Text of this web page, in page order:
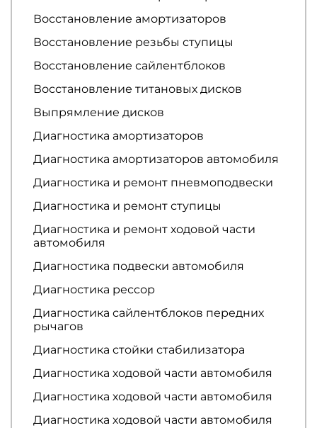
Восстановление амортизаторов
Восстановление резьбы ступицы
Восстановление сайлентблоков
Восстановление титановых дисков
Выпрямление дисков
Диагностика амортизаторов
Диагностика амортизаторов автомобиля
Диагностика и ремонт пневмоподвески
Диагностика и ремонт ступицы
Диагностика и ремонт ходовой части
автомобиля
Диагностика подвески автомобиля
Диагностика рессор
Диагностика сайлентблоков передних
рычагов
Диагностика стойки стабилизатора
Диагностика ходовой части автомобиля
Диагностика ходовой части автомобиля
Диагностика ходовой части автомобиля